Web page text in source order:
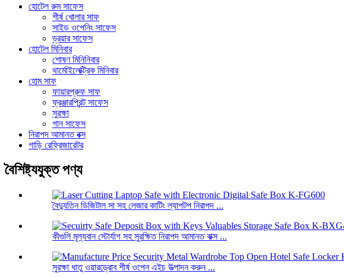
হোটেল রুম সাফেস
শীর্ষ খোলার সাফ
সাইড ওপেনিং সাফেস
ড্রয়ার সাফেস
হোটেল মিনিবার
শোষণ মিনিনিবার
থার্মোইলেক্ট্রিক মিনিবার
হোম সাফ
ফায়ারপ্রুফ সাফ
ফ্রঞ্জারপ্রিন্ট সাফেস
সুরক্ষা
গান সাফেস
নিরাপদ আমানত বক্স
গাড়ি রেফ্রিজারেটর
বৈশিষ্ট্যযুক্ত পণ্য
বৈদ্যুতিন ডিজিটাল সা সহ লেজার কাটিং ল্যাপটপ নিরাপদ ...
কীগুলি মূল্যবান স্টোর্যাগ সহ সুরক্ষিত নিরাপদ আমানত বাক্স ...
সুরক্ষা ধাতু ওয়ারড্রোব শীর্ষ ওপেন এইচ উত্পাদন করুন ...